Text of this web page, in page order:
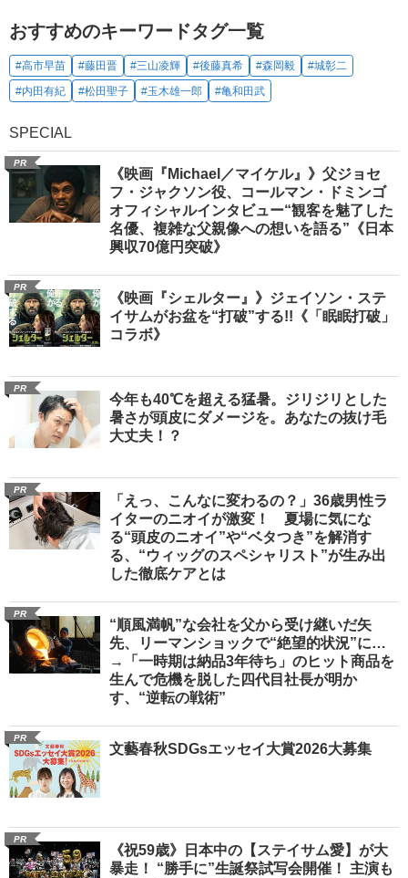
おすすめのキーワードタグ一覧
#高市早苗 #藤田晋 #三山凌輝 #後藤真希 #森岡毅
#城彰二
#内田有紀
#松田聖子 #玉木雄一郎 #亀和田武
SPECIAL
PR
《映画『Michael／マイケル』》父ジョセ
フ・ジャクソン役、コールマン・ドミンゴ
オフィシャルインタビュー“観客を魅了した
名優、複雑な父親像への想いを語る”《日本
興収70億円突破》
PR
《映画『シェルター』》ジェイソン・ステ
イサムがお盆を“打破”する!!《「眠眠打破」
コラボ》
PR
今年も40℃を超える猛暑。ジリジリとした
暑さが頭皮にダメージを。あなたの抜け毛
大丈夫！？
PR
「えっ、こんなに変わるの？」36歳男性ラ
イターのニオイが激変！ 夏場に気にな
る“頭皮のニオイ”や“ベタつき”を解消す
る、“ウィッグのスペシャリスト”が生み出
した徹底ケアとは
PR
“順風満帆”な会社を父から受け継いだ矢
先、リーマンショックで“絶望的状況”に…
→「一時期は納品3年待ち」のヒット商品を
生んで危機を脱した四代目社長が明か
す、“逆転の戦術”
PR
文藝春秋SDGsエッセイ大賞2026大募集
PR
《祝59歳》日本中の【ステイサム愛】が大
暴走！ “勝手に”生誕祭試写会開催！ 主演も